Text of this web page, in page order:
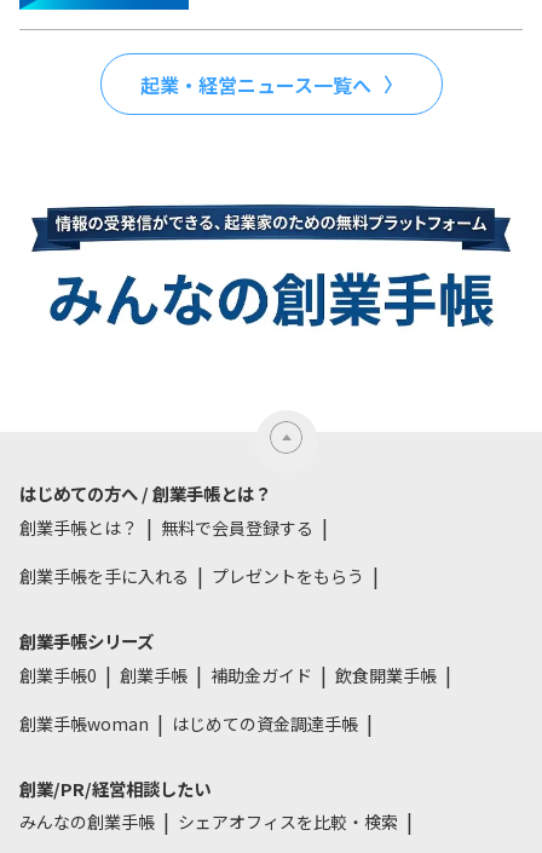
起業・経営ニュース一覧へ
はじめての方へ / 創業手帳とは？
創業手帳とは？
無料で会員登録する
創業手帳を手に入れる
プレゼントをもらう
創業手帳シリーズ
創業手帳0 創業手帳 補助金ガイド
飲食開業手帳
創業手帳woman
はじめての資金調達手帳
創業/PR/経営相談したい
みんなの創業手帳
シェアオフィスを比較・検索